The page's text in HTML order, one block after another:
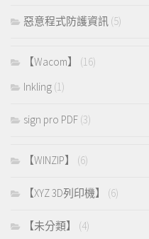
惡意程式防護資訊 (5)
【Wacom】
(16)
Inkling (1)
sign pro PDF (3)
【WINZIP】 (6)
【XYZ 3D列印機】 (6)
【未分類】 (4)